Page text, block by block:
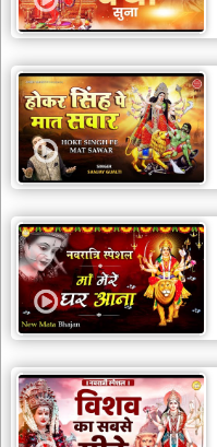
देश
भक्ति
भजन
patriotic
bhajans
खाटू
श्याम
khatu
shaym
bhajans
रानी
सती
दादी
rani
sati
dadi
bhajans